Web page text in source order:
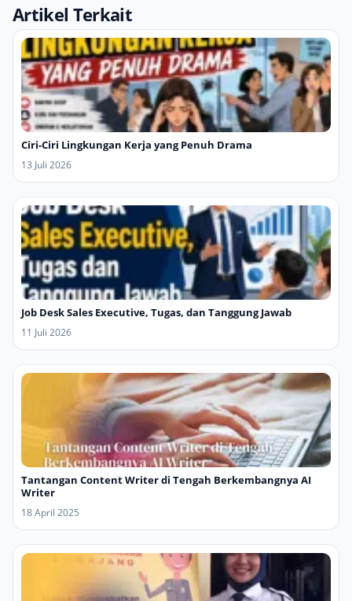
Artikel Terkait
Ciri-Ciri Lingkungan Kerja yang Penuh Drama
13 Juli 2026
Job Desk Sales Executive, Tugas, dan Tanggung Jawab
11 Juli 2026
Tantangan Content Writer di Tengah Berkembangnya AI
Writer
18 April 2025